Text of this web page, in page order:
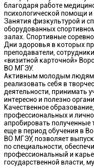
благодаря работе
психологической помощи
Занятия физкультурой и
оборудованных
залах. Спортивные
Дни здоровья в которых
преподаватели,
«визитной карточной»
ВО МГЭУ.
Активным молодым людям
реализовать себя в
деятельности, принимать
интересно и полезно
Качественное
профессиональных и
апробировать полученные
еще в период обучения в
ВО МГЭУ, позволяет
по специальности,
профессиональный и
государственной власти,